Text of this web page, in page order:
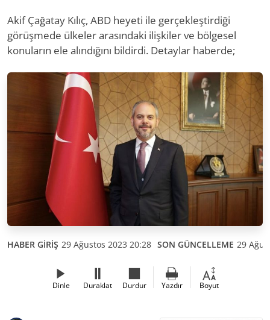
Akif Çağatay Kılıç, ABD heyeti ile gerçekleştirdiği
görüşmede ülkeler arasındaki ilişkiler ve bölgesel
konuların ele alındığını bildirdi. Detaylar haberde;
HABER GİRİŞ 29 Ağustos 2023 20:28 SON GÜNCELLEME 29
Dinle Duraklat Durdur Yazdır Boyut